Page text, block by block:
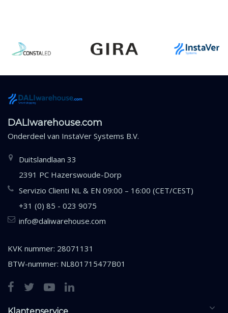
DALIwarehouse.com
Onderdeel van InstaVer Systems B.V.
Duitslandlaan 33
2391 PC Hazerswoude-Dorp
Servizio Clienti NL & EN 09:00 – 16:00 (CET/CEST)
+31 (0) 85 - 023 9075
info@daliwarehouse.com
KVK nummer: 28071131
BTW-nummer: NL801715477B01